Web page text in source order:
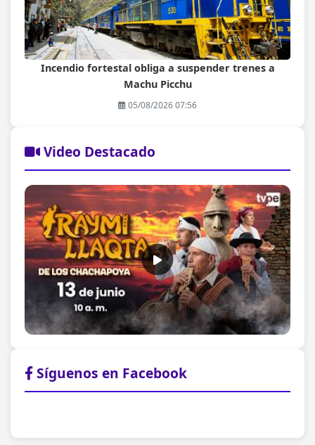
Incendio fortestal obliga a suspender trenes a
Machu Picchu
05/08/2026 07:56
Video Destacado
Síguenos en Facebook